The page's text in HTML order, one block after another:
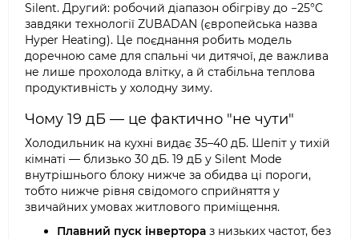
Silent. Другий: робочий діапазон обігріву до −25°C
завдяки технології ZUBADAN (європейська назва
Hyper Heating). Це поєднання робить модель
доречною саме для спальні чи дитячої, де важлива
не лише прохолода влітку, а й стабільна теплова
продуктивність у холодну зиму.
Чому 19 дБ — це фактично "не чути"
Холодильник на кухні видає 35–40 дБ. Шепіт у тихій
кімнаті — близько 30 дБ. 19 дБ у Silent Mode
внутрішнього блоку нижче за обидва ці пороги,
тобто нижче рівня свідомого сприйняття у
звичайних умовах житлового приміщення.
Плавний пуск інвертора з низьких частот, без